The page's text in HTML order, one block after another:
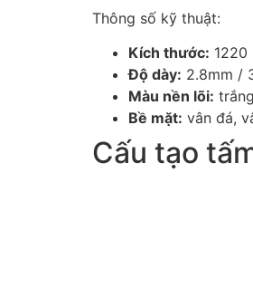
Thông số kỹ thuật:
Kích thước:
Độ dày: 2.8mm /
Màu nền lõi: trắng
Bề mặt: vân đá,
Cấu tạo